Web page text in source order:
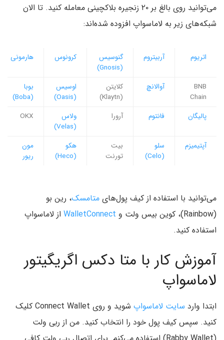
می‌توانید روی بالغ بر ۲۰ زنجیره بلاکچینی معامله کنید. تا الان
شبکه‌های زیر به لاماسواپ افزوده شده‌اند:
اتریوم آربیتروم
گنوسیس
(Gnosis)
کرونوس هارمونی
BNB
Chain
آوالانچ
کلایتن
(Klaytn)
اوسیس
(Oasis)
بوبا
(Boba)
پالیگان
فانتوم آرورا
ولاس
(Velas)
OKX
آپتیمیزم
سلو
(Celo)
بیت
تورنت
هکو
(Heco)
مون
ریور
می‌توانید با استفاده از کیف پول‌های متامسک، رین بو
(Rainbow)، کوین بیس ولت و
WalletConnect از لاماسواپ
استفاده کنید.
آموزش کار با متا دکس اگریگیتور
لاماسواپ
ابتدا وارد سایت لاماسواپ
شوید و روی Connect Wallet کلیک
کنید. سپس کیف پول خود را انتخاب کنید. من از ربی ولت